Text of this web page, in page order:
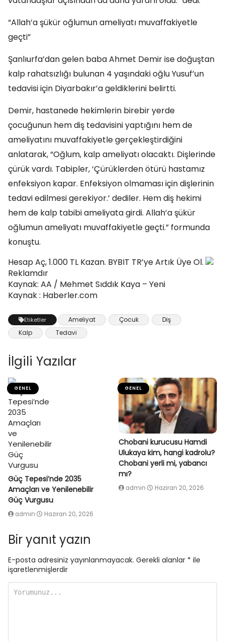
“Allah’a şükür oğlumun ameliyatı muvaffakiyetle
geçti”
Şanlıurfa’dan gelen baba Ahmet Demir ise doğuştan
kalp rahatsızlığı bulunan 4 yaşındaki oğlu Yusuf’un
tedavisi için Diyarbakır’a geldiklerini belirtti.
Demir, hastanede hekimlerin birebir yerde
çocuğunun hem diş tedavisini yaptığını hem de
ameliyatını muvaffakiyetle gerçekleştirdiğini
anlatarak, “Oğlum, kalp ameliyatı olacaktı. Dişlerinde
çürük vardı. Tabipler, ‘Çürüklerden ötürü hastamız
enfeksiyon kapar. Enfeksiyon olmaması için dişlerinin
tedavi edilmesi gerekiyor.’ dediler. Hem diş hekimi
hem de kalp tabibi ameliyata girdi. Allah’a şükür
oğlumun ameliyatı muvaffakiyetle geçti.” formunda
konuştu.
Hesap Aç, 1.000 TL Kazan. BYBIT TR’ye Artık Üye Ol.
Reklamdır
Kaynak: AA / Mehmet Sıddık Kaya – Yeni
Kaynak : Haberler.com
Etiketler Ameliyat Çocuk
Diş
Kalp
Tedavi
İlgili Yazılar
GENEL
Güç Tepesi’nde 2035
Amaçları ve Yenilenebilir
Güç Vurgusu
admin Haziran 20, 2026
GENEL
Chobani kurucusu Hamdi
Ulukaya kim, hangi kadrolu?
Chobani yerli mi, yabancı
mı?
admin Haziran 20, 2026
Bir yanıt yazın
E-posta adresiniz yayınlanmayacak. Gerekli alanlar * ile
işaretlenmişlerdir